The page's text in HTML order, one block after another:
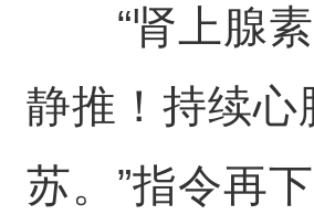
“肾上腺素
静推！持续心
苏。”指令再